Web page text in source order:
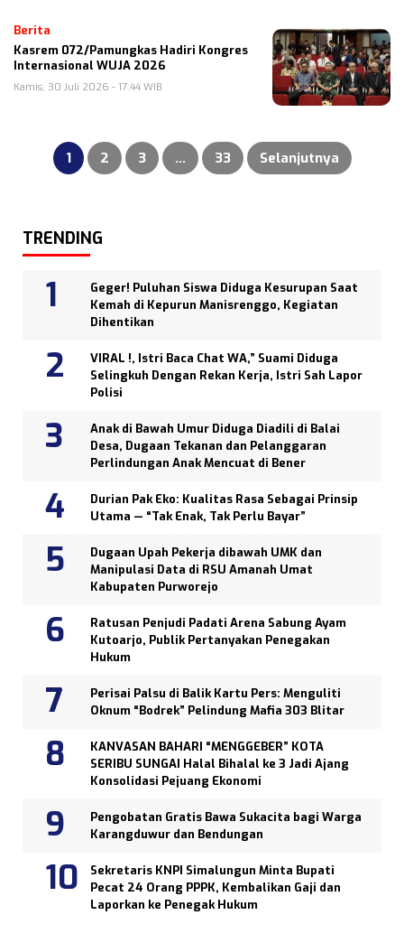
Berita
Kasrem 072/Pamungkas Hadiri Kongres
Internasional WUJA 2026
Kamis, 30 Juli 2026 - 17:44 WIB
Paginasi
pos1 2 3 … 33 Selanjutnya
TRENDING
Geger! Puluhan Siswa Diduga Kesurupan Saat
Kemah di Kepurun Manisrenggo, Kegiatan
Dihentikan
VIRAL !, Istri Baca Chat WA,” Suami Diduga
Selingkuh Dengan Rekan Kerja, Istri Sah Lapor
Polisi
Anak di Bawah Umur Diduga Diadili di Balai
Desa, Dugaan Tekanan dan Pelanggaran
Perlindungan Anak Mencuat di Bener
Durian Pak Eko: Kualitas Rasa Sebagai Prinsip
Utama — “Tak Enak, Tak Perlu Bayar”
Dugaan Upah Pekerja dibawah UMK dan
Manipulasi Data di RSU Amanah Umat
Kabupaten Purworejo
Ratusan Penjudi Padati Arena Sabung Ayam
Kutoarjo, Publik Pertanyakan Penegakan
Hukum
Perisai Palsu di Balik Kartu Pers: Menguliti
Oknum “Bodrek” Pelindung Mafia 303 Blitar
KANVASAN BAHARI “MENGGEBER” KOTA
SERIBU SUNGAI Halal Bihalal ke 3 Jadi Ajang
Konsolidasi Pejuang Ekonomi
Pengobatan Gratis Bawa Sukacita bagi Warga
Karangduwur dan Bendungan
Sekretaris KNPI Simalungun Minta Bupati
Pecat 24 Orang PPPK, Kembalikan Gaji dan
Laporkan ke Penegak Hukum